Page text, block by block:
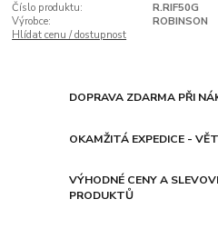
Číslo produktu:
R.RIF50G
Výrobce:
ROBINSON
Hlídat cenu / dostupnost
DOPRAVA ZDARMA PŘI
OKAMŽITÁ EXPEDICE -
VÝHODNÉ CENY A
PRODUKTŮ